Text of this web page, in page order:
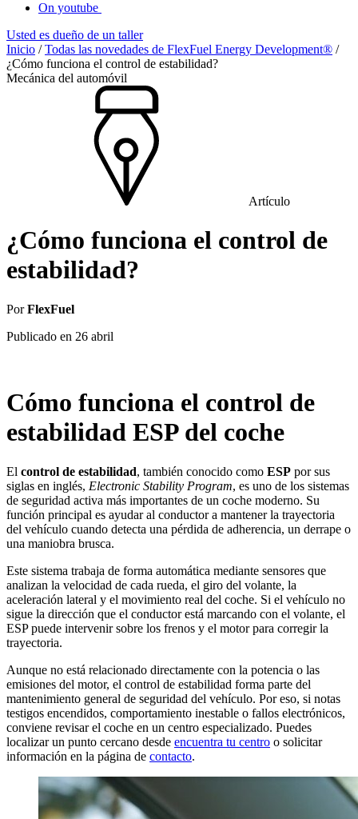
On youtube
Usted es dueño de un taller
Inicio /Todas las novedades de FlexFuel Energy Development® /
¿Cómo funciona el control de estabilidad?
Mecánica del automóvil
Artículo
¿Cómo funciona el control de
estabilidad?
PorFlexFuel
Publicado en 26 abril
Cómo funciona el control de
estabilidad ESP del coche
El control de estabilidad, también conocido como ESP por sus
siglas en inglés, Electronic Stability Program, es uno de los sistemas
de seguridad activa más importantes de un coche moderno. Su
función principal es ayudar al conductor a mantener la trayectoria
del vehículo cuando detecta una pérdida de adherencia, un derrape o
una maniobra brusca.
Este sistema trabaja de forma automática mediante sensores que
analizan la velocidad de cada rueda, el giro del volante, la
aceleración lateral y el movimiento real del coche. Si el vehículo no
sigue la dirección que el conductor está marcando con el volante, el
ESP puede intervenir sobre los frenos y el motor para corregir la
trayectoria.
Aunque no está relacionado directamente con la potencia o las
emisiones del motor, el control de estabilidad forma parte del
mantenimiento general de seguridad del vehículo. Por eso, si notas
testigos encendidos, comportamiento inestable o fallos electrónicos,
conviene revisar el coche en un centro especializado. Puedes
localizar un punto cercano desde encuentra tu centro o solicitar
información en la página de contacto.